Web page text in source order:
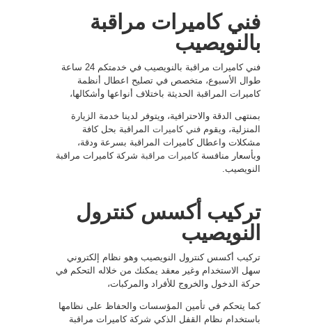
فني كاميرات مراقبة
بالنويصيب
فني كاميرات مراقبة بالنويصيب في خدمتكم 24 ساعة
طوال الأسبوع، متخصص في تصليح اعطال أنظمة
كاميرات المراقبة الحديثة باختلاف أنواعها وأشكالها،
بمنتهى الدقة والاحترافية، ويتوفر لدينا خدمة الزيارة
المنزلية، ويقوم فني كاميرات المراقبة بحل كافة
مشكلات واعطال كاميرات المراقبة بسرعة ودقة،
وبأسعار منافسةكاميرات مراقبة شركة كاميرات مراقبة
النويصيب.
تركيب أكسس كنترول
النويصيب
تركيب أكسس كنترول النويصيب وهو نظام إلكتروني
سهل الاستخدام وغير معقد يمكنك من خلاله التحكم في
حركة الدخول والخروج للأفراد والمركبات،
كما يتحكم في تأمين المؤسسات والحفاظ على نظامها
باستخدام نظام القفل الذكي شركة كاميرات مراقبة